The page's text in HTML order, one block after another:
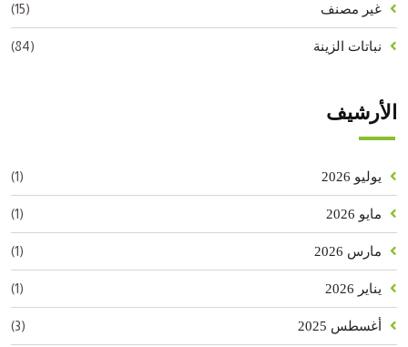
غير مصنف (15)
نباتات الزينة (84)
الأرشيف
يوليو 2026 (1)
مايو 2026 (1)
مارس 2026 (1)
يناير 2026 (1)
أغسطس 2025 (3)